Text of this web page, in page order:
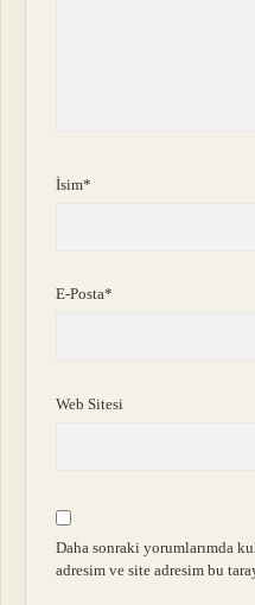
İsim*
E-Posta*
Web Sitesi
Daha sonraki yorumlarımda
adresim ve site adresim bu